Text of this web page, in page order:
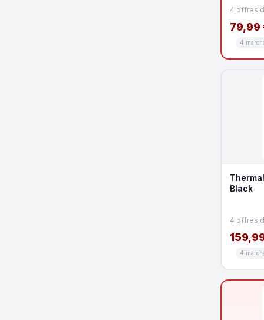
4 offres
79,99
4
Black
4 offres
4